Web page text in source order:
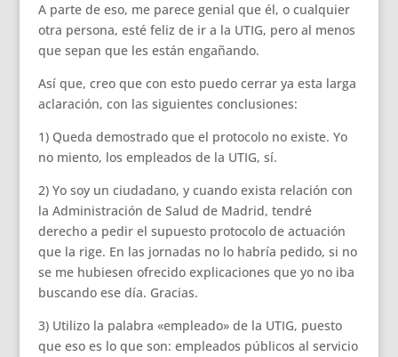
A parte de eso, me parece genial que él, o cualquier
otra persona, esté feliz de ir a la UTIG, pero al menos
que sepan que les están engañando.
Así que, creo que con esto puedo cerrar ya esta larga
aclaración, con las siguientes conclusiones:
1) Queda demostrado que el protocolo no existe. Yo
no miento, los empleados de la UTIG, sí.
2) Yo soy un ciudadano, y cuando exista relación con
la Administración de Salud de Madrid, tendré
derecho a pedir el supuesto protocolo de actuación
que la rige. En las jornadas no lo habría pedido, si no
se me hubiesen ofrecido explicaciones que yo no iba
buscando ese día. Gracias.
3) Utilizo la palabra «empleado» de la UTIG, puesto
que eso es lo que son: empleados públicos al servicio